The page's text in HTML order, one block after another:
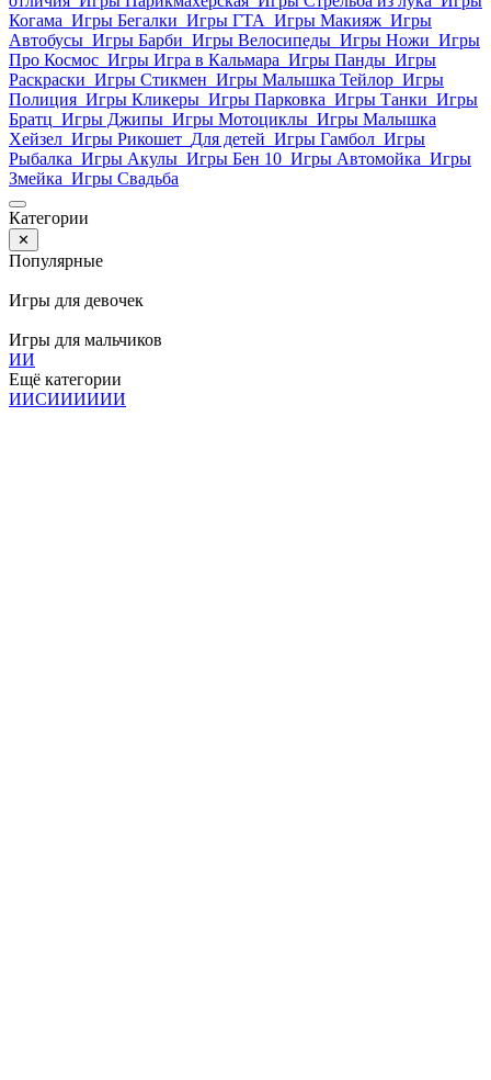
Когама Игры Бегалки Игры ГТА Игры Макияж Игры
Автобусы Игры Барби Игры Велосипеды Игры Ножи Игры
Про Космос Игры Игра в Кальмара Игры Панды Игры
Раскраски Игры Стикмен Игры Малышка Тейлор Игры
Полиция Игры Кликеры Игры Парковка Игры Танки Игры
Братц Игры Джипы Игры Мотоциклы Игры Малышка
Хейзел Игры Рикошет Для детей Игры Гамбол Игры
Рыбалка Игры Акулы Игры Бен 10 Игры Автомойка Игры
Змейка Игры Свадьба
Категории
✕
Популярные
Игры для девочек
Игры для мальчиков
ИИ
Ещё категории
ИИСИИИИИИ